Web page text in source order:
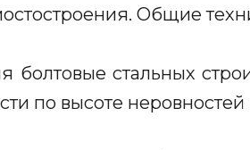
Общие
стальных
по высоте